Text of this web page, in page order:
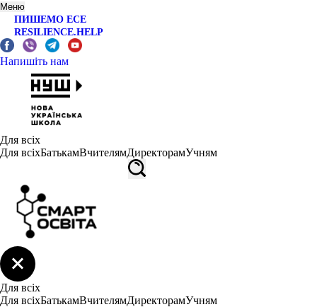
Меню
ПИШЕМО ЕСЕ
RESILIENCE.HELP
Напишіть нам
Для всіх
Для всіхБатькамВчителямДиректорамУчням
Для всіх
Для всіхБатькамВчителямДиректорамУчням